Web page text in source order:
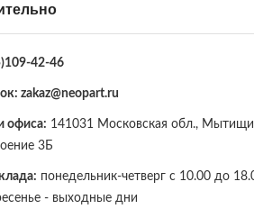
42-46
zakaz@neopart.ru
офиса: 141031 Московская обл.,
3Б
понедельник-четверг с 10.00 до
- выходные дни